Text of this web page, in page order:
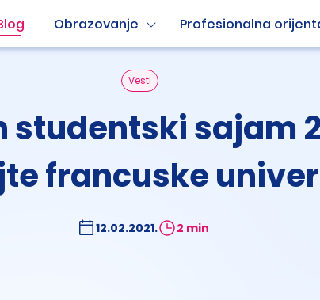
Obrazovanje Profesionalna
Vesti
studentski sajam
francuske
12.02.2021. 2 min